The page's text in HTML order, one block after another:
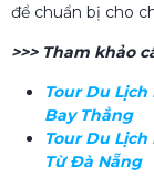
để chuẩn bị cho
>>> Tham khảo
Tour Du
Bay Thẳng
Tour Du
Từ Đà Nẵng